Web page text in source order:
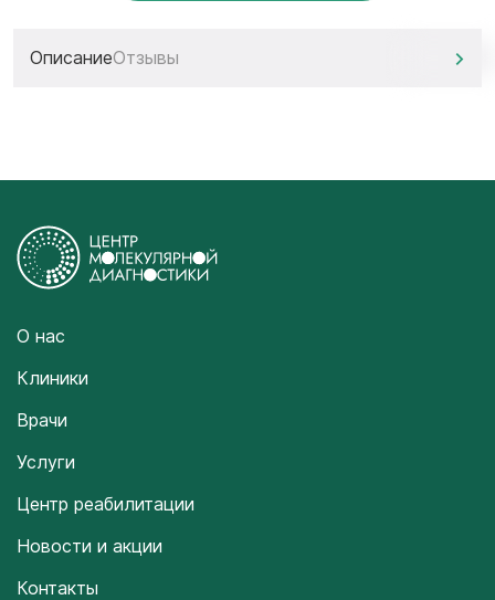
ОписаниеОтзывы
О нас
Клиники
Врачи
Услуги
Центр реабилитации
Новости и акции
Контакты